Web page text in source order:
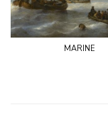
marine